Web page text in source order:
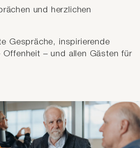
und herzlichen
Gespräche, inspirierende
Offenheit – und allen Gästen für